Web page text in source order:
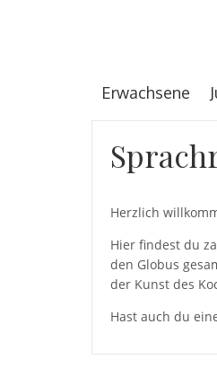
Erwachsene
Herzlich
Hier findest du
den Globus
der Kunst des
Hast auch du